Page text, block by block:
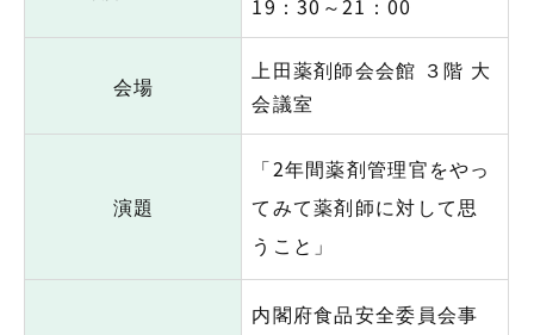
会場
上田薬剤師会会館 ３階 大
会議室
演題
「2年間薬剤管理官をやっ
てみて薬剤師に対して思
うこと」
内閣府食品安全委員会事